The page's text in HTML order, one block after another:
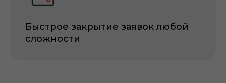
Быстрое закрытие заявок любой
сложности